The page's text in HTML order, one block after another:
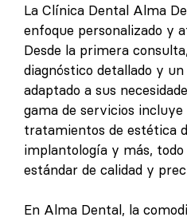
La Clínica Dental Alma
enfoque personalizado y
Desde la primera
diagnóstico detallado y
adaptado a sus
gama de servicios
tratamientos de estética
implantología y más,
estándar de calidad y
En Alma Dental, la